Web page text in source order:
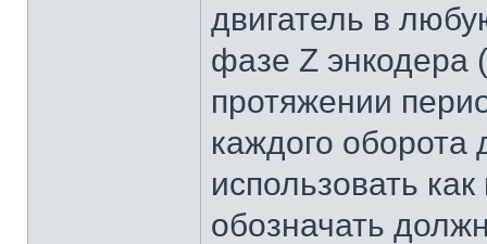
двигатель в
фазе Z энкодера
протяжении
каждого оборота
использовать
обозначать